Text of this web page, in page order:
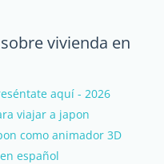
vivienda en
aquí - 2026
viajar a japon
como animador 3D
español